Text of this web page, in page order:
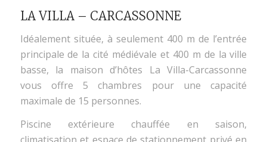
LA VILLA – CARCASSONNE
Idéalement située, à seulement 400 m de l’entrée
principale de la cité médiévale et 400 m de la ville
basse, la maison d’hôtes La Villa-Carcassonne
vous offre 5 chambres pour une capacité
maximale de 15 personnes.
Piscine extérieure chauffée en saison,